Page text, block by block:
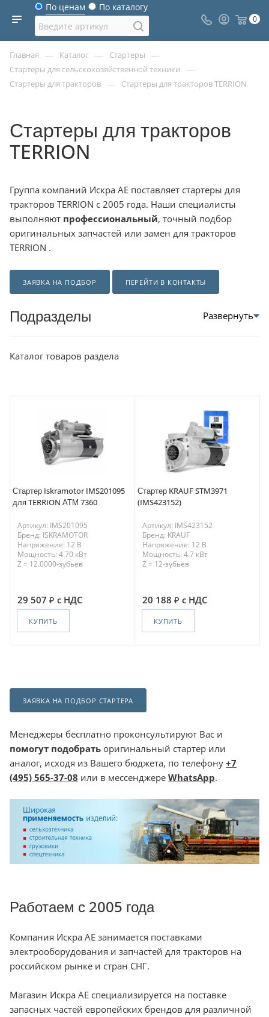
По ценам По каталогу
0
Главная — Каталог — Стартеры —
Стартеры для сельскохозяйственной техники —
Стартеры для тракторов — Стартеры для тракторов TERRION
Стартеры для тракторов
TERRION
Группа компаний Искра АЕ поставляет стартеры для
тракторов TERRION с 2005 года. Наши специалисты
выполняют профессиональный, точный подбор
оригинальных запчастей или замен для тракторов
TERRION .
ЗАЯВКА НА ПОДБОР ПЕРЕЙТИ В КОНТАКТЫ
Подразделы
Каталог товаров раздела
Стартер Iskramotor IMS201095
для TERRION АТМ 7360
Артикул: IMS201095
Бренд: ISKRAMOTOR
Напряжение: 12 В
Мощность: 4.70 кВт
Z = 12.0000-зубьев
29 507 с НДС
КУПИТЬ
Стартер KRAUF STM3971
(IMS423152)
Артикул: IMS423152
Бренд: KRAUF
Напряжение: 12 В
Мощность: 4.7 кВт
Z = 12-зубьев
20 188 с НДС
КУПИТЬ
ЗАЯВКА НА ПОДБОР СТАРТЕРА
Менеджеры бесплатно проконсультируют Вас и
помогут подобрать оригинальный стартер или
аналог, исходя из Вашего бюджета, по телефону +7
(495) 565-37-08 или в мессенджере WhatsApp.
Работаем с 2005 года
Компания Искра АЕ занимается поставками
электрооборудования и запчастей для тракторов на
российском рынке и стран СНГ.
Магазин Искра АЕ специализируется на поставке
запасных частей европейских брендов для различной